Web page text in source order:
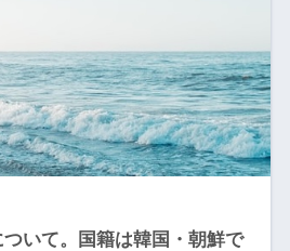
いて。国籍は韓国・朝鮮で